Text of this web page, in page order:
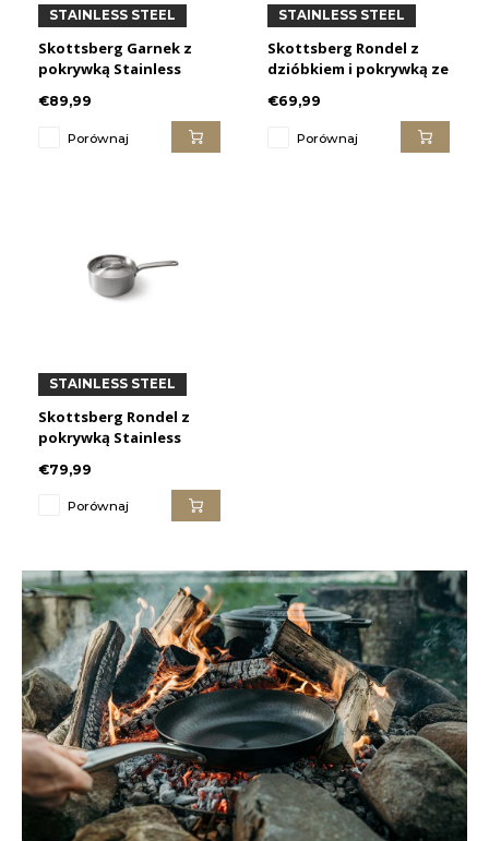
STAINLESS STEEL
Skottsberg Garnek z
pokrywką Stainless
€89,99
Porównaj
STAINLESS STEEL
Skottsberg Rondel z
dzióbkiem i pokrywką ze
€69,99
Porównaj
STAINLESS STEEL
Skottsberg Rondel z
pokrywką Stainless
€79,99
Porównaj